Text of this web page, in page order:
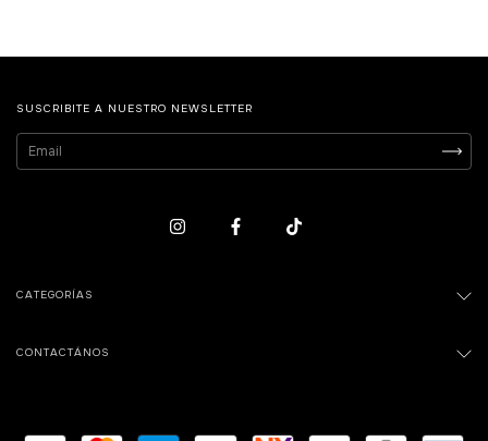
SUSCRIBITE A NUESTRO NEWSLETTER
CATEGORÍAS
CONTACTÁNOS